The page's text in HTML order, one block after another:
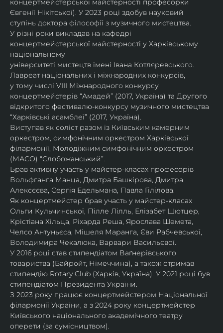
концертмейстерської майстерності професорки
Євгенії Нікітської). У 2023 році здобув науковий
ступінь доктора філософії з музичного мистецтва.
У різні роки викладав на кафедрі
концертмейстерської майстерності у Харківському
національному
університеті мистецтв імені Івана Котляревського.
Лавреат національних і міжнародних конкурсів,
у тому числі VIII Міжнародного конкурсу
концертмейстерів “Амадей” (2017, Україна) та Другого
відкритого фестивалю-конкурсу музичного мистецтва
“Харківські асамблеї” (2017, Україна).
Виступав як соліст разом із Київським камерним
оркестром, симфонічним оркестром Харківської
філармонії, Молодіжним симфонічним оркестром
(МАСО) “Слобожанський”.
Брав активну участь у майстер-класах професорів
Вольфганга Манца, Дмитра Башкірова, Дмитра
Алексєєва, Сергія Едельмана, Павла Гілілова.
Як концертмейстер брав участь у майстер-класах
Ольги Кульчинської, Пілле Лілль, Елізабет Шютцер,
Крістіана Хільца, Ріхарда Реша, Ярослава Шемета,
Челсо Антуньєса, Мішеля Маранга, Єви Рабчевської,
Володимира Чекалюка, Варвари Васильєвої.
У 2016 році став стипендіатом Ваґнерівського
товариства (Байройт, Німеччина), а також отримав
стипендію Rotary Club (Харків, Україна). У 2021 році був
стипендіатом Президента України.
З 2023 року працює концертмейстером Національної
філармонії України, а з 2024 року концертмейстер
Київського національного академічного театру
оперети (за сумісництвом).